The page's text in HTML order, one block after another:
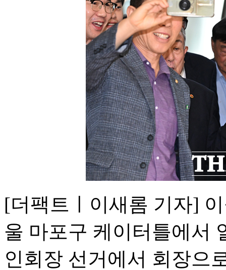
[더팩트ㅣ이새롬 기자]
울 마포구 케이터틀에서
인회장 선거에서 회장으